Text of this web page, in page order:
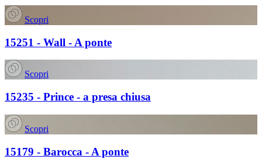
Scopri
15251 - Wall - A ponte
Scopri
15235 - Prince - a presa chiusa
Scopri
15179 - Barocca - A ponte